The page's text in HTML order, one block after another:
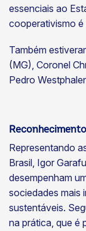
essenciais ao
cooperativismo é
Também
(MG), Coronel
Pedro
Representando
Brasil, Igor
desempenham
sociedades mais
sustentáveis.
na prática, que é